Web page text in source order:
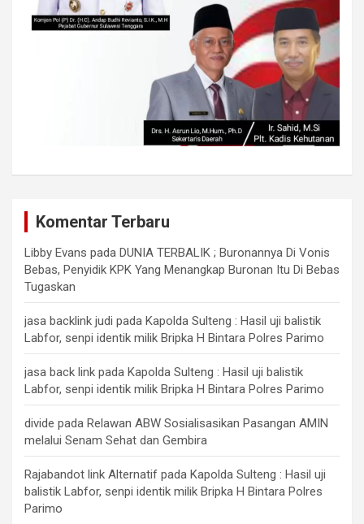
Komentar Terbaru
Libby Evans pada DUNIA TERBALIK ; Buronannya Di Vonis
Bebas, Penyidik KPK Yang Menangkap Buronan Itu Di Bebas
Tugaskan
jasa backlink judi pada Kapolda Sulteng : Hasil uji balistik
Labfor, senpi identik milik Bripka H Bintara Polres Parimo
jasa back link pada Kapolda Sulteng : Hasil uji balistik
Labfor, senpi identik milik Bripka H Bintara Polres Parimo
divide pada Relawan ABW Sosialisasikan Pasangan AMIN
melalui Senam Sehat dan Gembira
Rajabandot link Alternatif pada Kapolda Sulteng : Hasil uji
balistik Labfor, senpi identik milik Bripka H Bintara Polres
Parimo